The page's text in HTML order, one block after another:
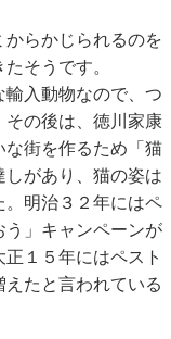
らかじられるのを
そうです。
入動物なので、つ
その後は、徳川家康
な街を作るため「猫
しがあり、猫の姿は
。明治３２年にはペ
う」キャンペーンが
１５年にはペスト
たと言われている